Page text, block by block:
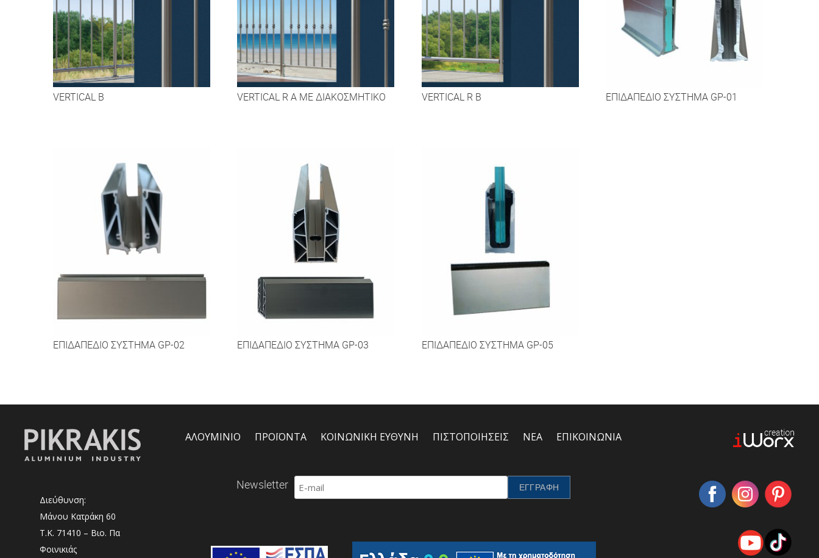
VERTICAL B VERTICAL R A ΜΕ ΔΙΑΚΟΣΜΗΤΙΚΌ VERTICAL R B ΕΠΙΔΑΠΕΔΙΟ ΣΥΣΤΗΜΑ GP-01
ΕΠΙΔΑΠΕΔΙΟ ΣΥΣΤΗΜΑ GP-02 ΕΠΙΔΑΠΕΔΙΟ ΣΥΣΤΗΜΑ GP-03 ΕΠΙΔΑΠΕΔΙΟ ΣΥΣΤΗΜΑ GP-05
Διεύθυνση:
Μάνου Κατράκη 60
Τ.Κ. 71410 – Βιο. Πα
Φοινικιάς
ΑΛΟΥΜΙΝΙΟ ΠΡΟΪΟΝΤΑ ΚΟΙΝΩΝΙΚΗ ΕΥΘΥΝΗ ΠΙΣΤΟΠΟΙΗΣΕΙΣ ΝΕΑ ΕΠΙΚΟΙΝΩΝΙΑ
Newsletter